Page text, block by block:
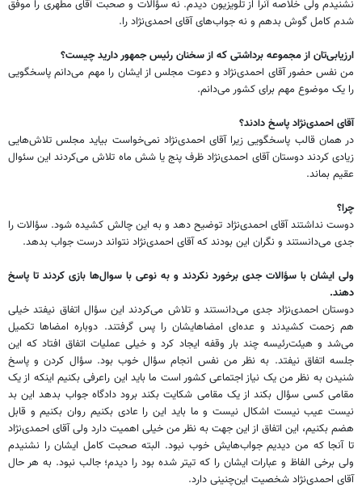
نشنیدم ولی خلاصه آنرا از تلویزیون دیدم. نه سؤالات و صحبت آقای مطهری را موفق
شدم کامل گوش بدهم و نه جواب‌های آقای احمدی‌نژاد را.
ارزیابی‌تان از مجموعه برداشتی که از سخنان رئیس جمهور دارید چیست؟
من نفس حضور آقای احمدی‌نژاد و دعوت مجلس از ایشان را مهم می‌دانم پاسخگویی
را یک موضوع مهم برای کشور می‌دانم.
آقای احمدی‌نژاد پاسخ دادند؟
در همان قالب پاسخگویی زیرا آقای احمدی‌نژاد نمی‌خواست بیاید مجلس تلاش‌هایی
زیادی کردند دوستان آقای احمدی‌نژاد ظرف پنج یا شش ماه تلاش می‌کردند این سئوال
عقیم بماند.
چرا؟
دوست نداشتند آقای احمدی‌نژاد توضیح دهد و به این چالش کشیده شود. سؤالات را
جدی می‌دانستند و نگران این بودند که آقای احمدی‌نژاد نتواند درست جواب بدهد.
ولی ایشان با سؤالات جدی برخورد نکردند و به نوعی با سوال‌ها بازی کردند تا پاسخ
دهند.
دوستان احمدی‌نژاد جدی می‌دانستند و تلاش می‌کردند این سؤال اتفاق نیفتد خیلی
هم زحمت کشیدند و عده‌ای امضا‌هایشان را پس گرفتند. دوباره امضاها تکمیل
می‌شد و هیئت‌رئیسه چند بار وقفه ایجاد کرد و خیلی عملیات اتفاق افتاد که این
جلسه اتفاق نیفتد. به نظر من نفس انجام سؤال خوب بود. سؤال کردن و پاسخ
شنیدن به نظر من یک نیاز اجتماعی کشور است ما باید این راعرفی بکنیم اینکه از یک
مقامی کسی سؤال بکند از یک مقامی شکایت بکند برود دادگاه جواب بدهد این بد
نیست عیب نیست اشکال نیست و ما باید این را عادی بکنیم روان بکنیم و قابل
هضم بکنیم، این اتفاق از این جهت به نظر من خیلی اهمیت دارد ولی آقای احمدی‌نژاد
تا آنجا که من دیدیم جواب‌هایش خوب نبود. البته صحبت کامل ایشان را نشنیدم
ولی برخی الفاظ و عبارات ایشان را که تیتر شده بود را دیدم؛ جالب نبود. به هر حال
آقای احمدی‌نژاد شخصیت این‌چنینی دارد.